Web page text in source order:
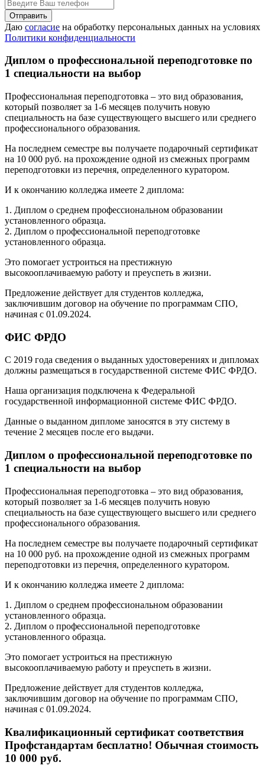
Даю согласие на обработку персональных данных на условиях
Политики конфиденциальности
Диплом о профессиональной переподготовке по
1 специальности на выбор
Профессиональная переподготовка – это вид образования,
который позволяет за 1-6 месяцев получить новую
специальность на базе существующего высшего или среднего
профессионального образования.
На последнем семестре вы получаете подарочный сертификат
на 10 000 руб. на прохождение одной из смежных программ
переподготовки из перечня, определенного куратором.
И к окончанию колледжа имеете 2 диплома:
1. Диплом о среднем профессиональном образовании
установленного образца.
2. Диплом о профессиональной переподготовке
установленного образца.
Это помогает устроиться на престижную
высокооплачиваемую работу и преуспеть в жизни.
Предложение действует для студентов колледжа,
заключившим договор на обучение по программам СПО,
начиная с 01.09.2024.
ФИС ФРДО
С 2019 года сведения о выданных удостоверениях и дипломах
должны размещаться в государственной системе ФИС ФРДО.
Наша организация подключена к Федеральной
государственной информационной системе ФИС ФРДО.
Данные о выданном дипломе заносятся в эту систему в
течение 2 месяцев после его выдачи.
Диплом о профессиональной переподготовке по
1 специальности на выбор
Профессиональная переподготовка – это вид образования,
который позволяет за 1-6 месяцев получить новую
специальность на базе существующего высшего или среднего
профессионального образования.
На последнем семестре вы получаете подарочный сертификат
на 10 000 руб. на прохождение одной из смежных программ
переподготовки из перечня, определенного куратором.
И к окончанию колледжа имеете 2 диплома:
1. Диплом о среднем профессиональном образовании
установленного образца.
2. Диплом о профессиональной переподготовке
установленного образца.
Это помогает устроиться на престижную
высокооплачиваемую работу и преуспеть в жизни.
Предложение действует для студентов колледжа,
заключившим договор на обучение по программам СПО,
начиная с 01.09.2024.
Квалификационный сертификат соответствия
Профстандартам бесплатно! Обычная стоимость
10 000 руб.